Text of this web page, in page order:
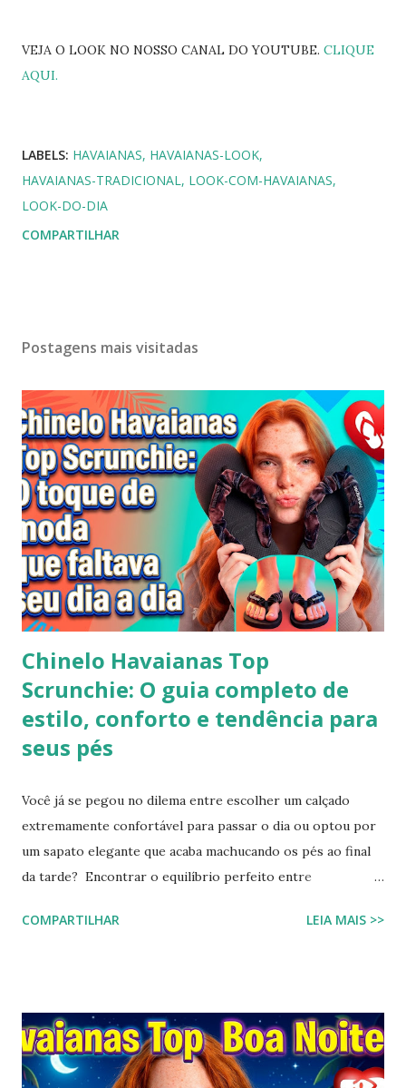
VEJA O LOOK NO NOSSO CANAL DO YOUTUBE. CLIQUE
AQUI.
LABELS: HAVAIANAS HAVAIANAS-LOOK
HAVAIANAS-TRADICIONAL
LOOK-COM-HAVAIANAS
LOOK-DO-DIA
COMPARTILHAR
Postagens mais visitadas
Chinelo Havaianas Top
Scrunchie: O guia completo de
estilo, conforto e tendência para
seus pés
Você já se pegou no dilema entre escolher um calçado
extremamente confortável para passar o dia ou optou por
um sapato elegante que acaba machucando os pés ao final
da tarde? Encontrar o equilíbrio perfeito entre
costumava ser um desafio na moda feminina e urbana.
2000, o famoso scrunchie aquele elástico de cabelo
revestido de tecido franzido conquistou passarelas, vitrines
e o guarda-roupa das principais influenciadoras de moda.
COMPARTILHAR LEIA MAIS >>